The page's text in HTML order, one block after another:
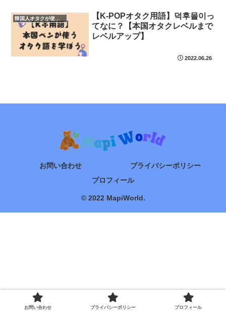
韓国人オタクが使う韓国語
【K-POPオタク用語】덕후몰이っ
てなに？【本国オタクレベルまで
レベルアップ】
2022.06.26
お問い合わせ
プライバシーポリシー
プロフィール
© 2022 MapiWorld.
お問い合わせ プライバシーポリシー プロフィール